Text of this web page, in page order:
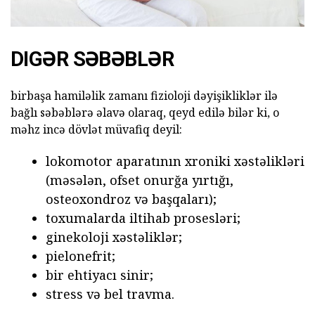
DIGƏR SƏBƏBLƏR
birbaşa hamiləlik zamanı fizioloji dəyişikliklər ilə
bağlı səbəblərə əlavə olaraq, qeyd edilə bilər ki, o
məhz incə dövlət müvafiq deyil:
lokomotor aparatının xroniki xəstəlikləri
(məsələn, ofset onurğa yırtığı,
osteoxondroz və başqaları);
toxumalarda iltihab prosesləri;
ginekoloji xəstəliklər;
pielonefrit;
bir ehtiyacı sinir;
stress və bel travma.